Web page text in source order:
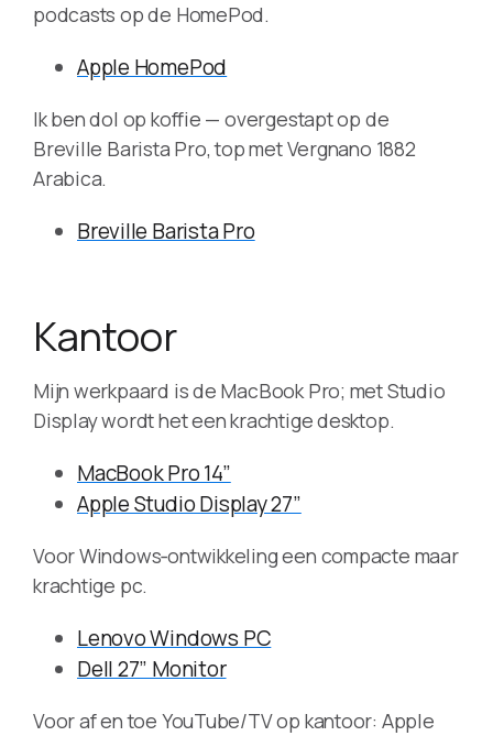
podcasts op de HomePod.
Apple HomePod
Ik ben dol op koffie — overgestapt op de
Breville Barista Pro, top met Vergnano 1882
Arabica.
Breville Barista Pro
Kantoor
Mijn werkpaard is de MacBook Pro; met Studio
Display wordt het een krachtige desktop.
MacBook Pro 14”
Apple Studio Display 27”
Voor Windows‑ontwikkeling een compacte maar
krachtige pc.
Lenovo Windows PC
Dell 27” Monitor
Voor af en toe YouTube/TV op kantoor: Apple